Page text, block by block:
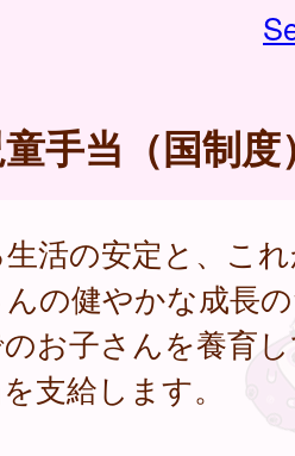
手当（国制度
活の安定と、こ
の健やかな成長
お子さんを養育
支給します。